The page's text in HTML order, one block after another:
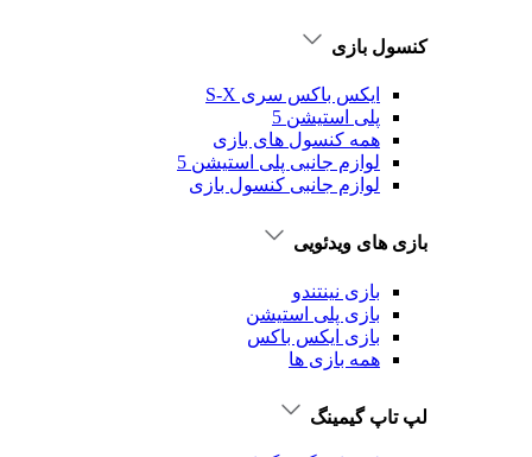
کنسول بازی
ایکس باکس سری S-X
پلی استیشن 5
همه کنسول های بازی
لوازم جانبی پلی استیشن 5
لوازم جانبی کنسول بازی
بازی های ویدئویی
بازی نینتندو
بازی پلی استیشن
بازی ایکس باکس
همه بازی ها
لپ تاپ گیمینگ